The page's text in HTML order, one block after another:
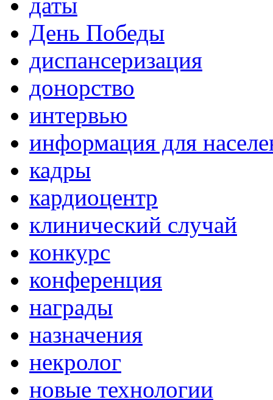
День Победы
диспансеризация
донорство
интервью
информация для
кадры
кардиоцентр
клинический случай
конкурс
конференция
награды
назначения
некролог
новые технологии